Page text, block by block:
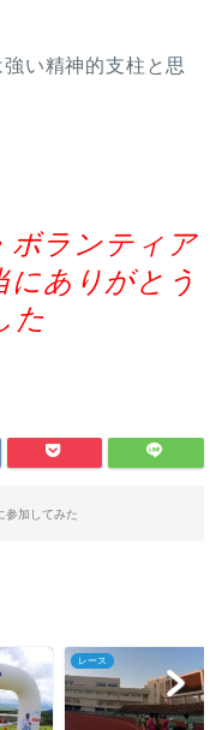
い精神的支柱と思
ボランティア
にありがとう
た
参加してみた
レース